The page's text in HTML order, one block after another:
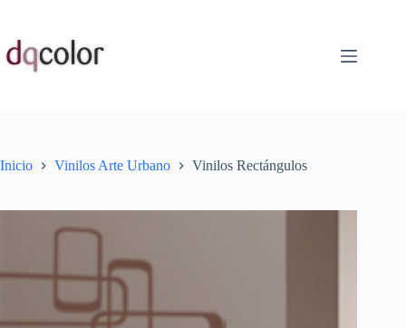
contenido
Inicio Vinilos Arte Urbano Vinilos Rectángulos